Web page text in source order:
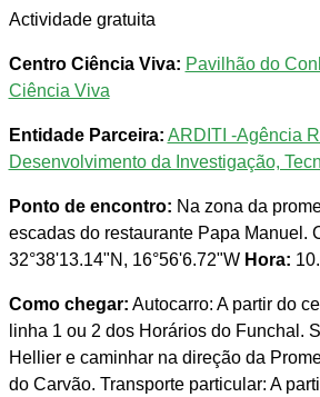
Actividade gratuita
Centro Ciência Viva: Pavilhão do
Ciência Viva
Entidade Parceira: ARDITI -Agência
Desenvolvimento da Investigação,
Ponto de encontro: Na zona da
escadas do restaurante Papa Manuel.
32°38'13.14"N, 16°56'6.72"W Hora:
Como chegar: Autocarro: A partir do
linha 1 ou 2 dos Horários do Funchal.
Hellier e caminhar na direção da
do Carvão. Transporte particular: A